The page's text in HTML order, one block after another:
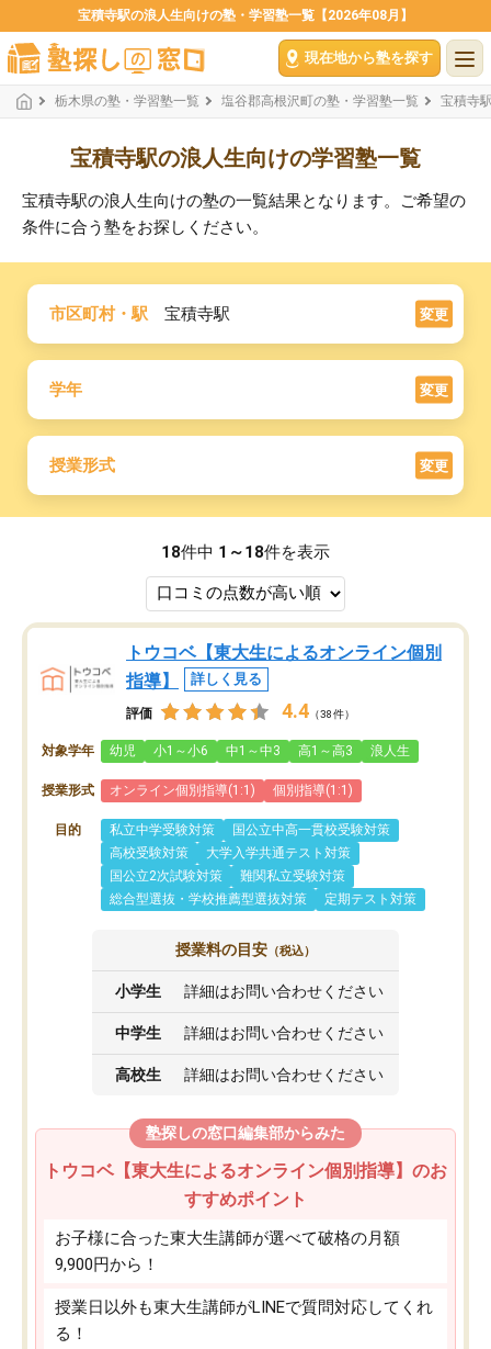
宝積寺駅の浪人生向けの塾・学習塾一覧【2026年08月】
現在地から塾を探す
栃木県の塾・学習塾一覧 塩谷郡高根沢町の塾・学習塾一覧 宝積寺
宝積寺駅の浪人生向けの学習塾一覧
宝積寺駅の浪人生向けの塾の一覧結果となります。ご希望の
条件に合う塾をお探しください。
市区町村・駅 宝積寺駅 変更
学年 変更
授業形式 変更
18件中 1～18件を表示
トウコベ【東大生によるオンライン個別
指導】
詳しく見る
評価 4.4 （38件）
対象学年 幼児 小1～小6 中1～中3 高1～高3 浪人生
授業形式 オンライン個別指導(1:1) 個別指導(1:1)
目的 私立中学受験対策
国公立中高一貫校受験対策
高校受験対策
大学入学共通テスト対策
国公立2次試験対策
難関私立受験対策
総合型選抜・学校推薦型選抜対策
定期テスト対策
授業料の目安 （税込）
小学生 詳細はお問い合わせください
中学生 詳細はお問い合わせください
高校生 詳細はお問い合わせください
塾探しの窓口編集部からみた
トウコベ【東大生によるオンライン個別指導】のお
すすめポイント
お子様に合った東大生講師が選べて破格の月額
9,900円から！
授業日以外も東大生講師がLINEで質問対応してくれ
る！